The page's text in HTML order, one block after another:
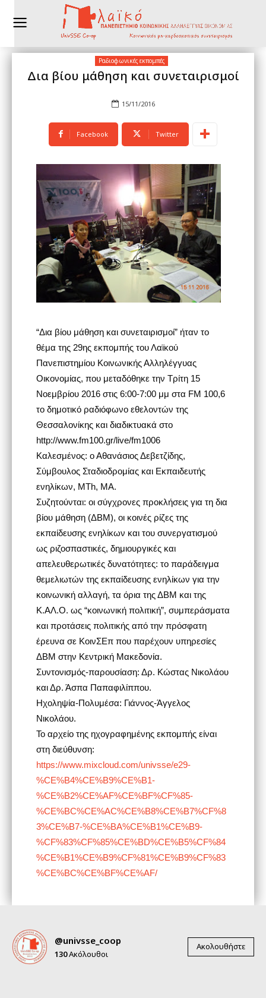
Ραδιοφωνικές εκπομπές
Δια βίου μάθηση και συνεταιρισμοί
15/11/2016
Facebook Twitter
“Δια βίου μάθηση και συνεταιρισμοί” ήταν το
θέμα της 29ης εκπομπής του Λαϊκού
Πανεπιστημίου Κοινωνικής Αλληλέγγυας
Οικονομίας, που μεταδόθηκε την Τρίτη 15
Νοεμβρίου 2016 στις 6:00-7:00 μμ στα FM 100,6
το δημοτικό ραδιόφωνο εθελοντών της
Θεσσαλονίκης και διαδικτυακά στο
http://www.fm100.gr/live/fm1006
Καλεσμένος: ο Αθανάσιος Δεβετζίδης,
Σύμβουλος Σταδιοδρομίας και Εκπαιδευτής
ενηλίκων, ΜTh, MA.
Συζητούνται: οι σύγχρονες προκλήσεις για τη δια
βίου μάθηση (ΔΒΜ), οι κοινές ρίζες της
εκπαίδευσης ενηλίκων και του συνεργατισμού
ως ριζοσπαστικές, δημιουργικές και
απελευθερωτικές δυνατότητες: το παράδειγμα
θεμελιωτών της εκπαίδευσης ενηλίκων για την
κοινωνική αλλαγή, τα όρια της ΔΒΜ και της
Κ.ΑΛ.Ο. ως “κοινωνική πολιτική”, συμπεράσματα
και προτάσεις πολιτικής από την πρόσφατη
έρευνα σε ΚοινΣΕπ που παρέχουν υπηρεσίες
ΔΒΜ στην Κεντρική Μακεδονία.
Συντονισμός-παρουσίαση: Δρ. Κώστας Νικολάου
και Δρ. Άσπα Παπαφιλίππου.
Ηχοληψία-Πολυμέσα: Γιάννος-Άγγελος
Νικολάου.
Το αρχείο της ηχογραφημένης εκπομπής είναι
στη διεύθυνση:
https://www.mixcloud.com/univsse/e29-
%CE%B4%CE%B9%CE%B1-
%CE%B2%CE%AF%CE%BF%CF%85-
%CE%BC%CE%AC%CE%B8%CE%B7%CF%8
3%CE%B7-%CE%BA%CE%B1%CE%B9-
%CF%83%CF%85%CE%BD%CE%B5%CF%84
%CE%B1%CE%B9%CF%81%CE%B9%CF%83
%CE%BC%CE%BF%CE%AF/
@univsse_coop
130Ακόλουθοι
Ακολουθήστε